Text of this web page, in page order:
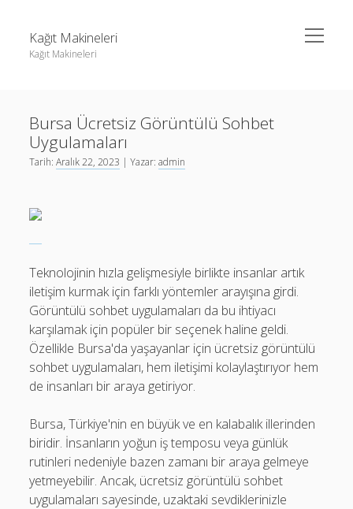
Kağıt Makineleri
Kağıt Makineleri
menüyü
aç
Liste
Sayfa Listesi
Youtube Yorum Kasma Şifresiz
Linkedin Takipçi Kasma Hilesi
Sayfa Listesi
tiktok takipçi sayısı nasıl arttırılır
Youtube Yorum Kasma Şifresiz
Bursa Ücretsiz Görüntülü Sohbet
Uygulamaları
Tarih:Aralık 22, 2023 | Yazar:admin
Teknolojinin hızla gelişmesiyle birlikte insanlar artık
iletişim kurmak için farklı yöntemler arayışına girdi.
Görüntülü sohbet uygulamaları da bu ihtiyacı
karşılamak için popüler bir seçenek haline geldi.
Özellikle Bursa'da yaşayanlar için ücretsiz görüntülü
sohbet uygulamaları, hem iletişimi kolaylaştırıyor hem
de insanları bir araya getiriyor.
Bursa, Türkiye'nin en büyük ve en kalabalık illerinden
biridir. İnsanların yoğun iş temposu veya günlük
rutinleri nedeniyle bazen zamanı bir araya gelmeye
yetmeyebilir. Ancak, ücretsiz görüntülü sohbet
uygulamaları sayesinde, uzaktaki sevdiklerinizle